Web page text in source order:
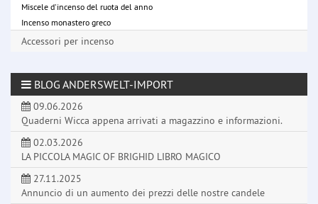
Miscele d'incenso del ruota del anno
Incenso monastero greco
Accessori per incenso
BLOG ANDERSWELT-IMPORT
09.06.2026
Quaderni Wicca appena arrivati a magazzino e informazioni.
02.03.2026
LA PICCOLA MAGIC OF BRIGHID LIBRO MAGICO
27.11.2025
Annuncio di un aumento dei prezzi delle nostre candele